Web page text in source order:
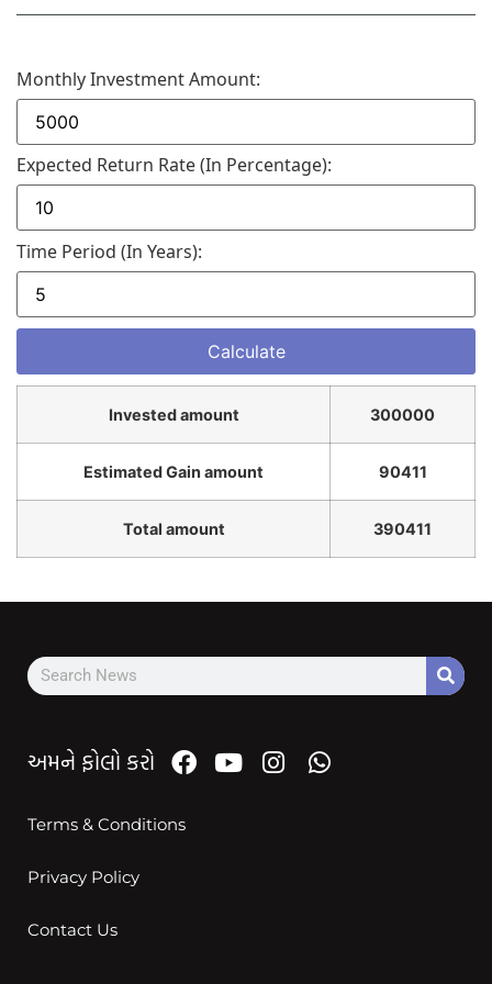
Monthly Investment Amount:
Expected Return Rate (in Percentage):
Time Period (in Years):
Invested amount 300000
Estimated Gain amount 90411
Total amount 390411
અમને ફોલો કરો
Terms & Conditions
Privacy Policy
Contact Us